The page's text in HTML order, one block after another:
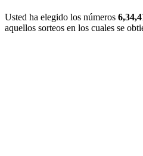
Usted ha elegido los números
aquellos sorteos en los cuales se